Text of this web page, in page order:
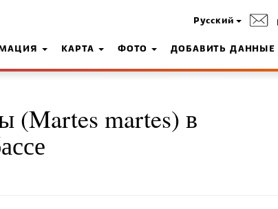
Русский
КАРТА ФОТО ДОБАВИТЬ ДАННЫЕ
(Martes martes) в